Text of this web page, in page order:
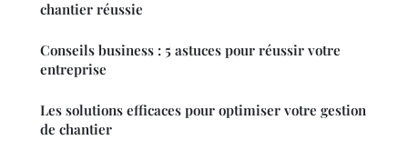
chantier réussie
Conseils business : 5 astuces pour réussir votre
entreprise
Les solutions efficaces pour optimiser votre gestion
de chantier